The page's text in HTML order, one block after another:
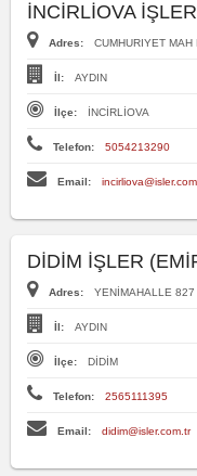
İNCİRLİOVA
Adres: CUMHURIYET
İl: AYDIN
İlçe: İNCİRLİOVA
Telefon: 5054213290
Email: incirliova@isler.com
DİDİM İŞLER
Adres: YENİMAHALLE
İl: AYDIN
İlçe: DİDİM
Telefon: 2565111395
Email: didim@isler.com.tr